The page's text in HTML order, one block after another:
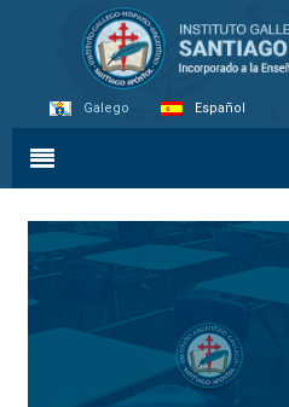
Galego Español